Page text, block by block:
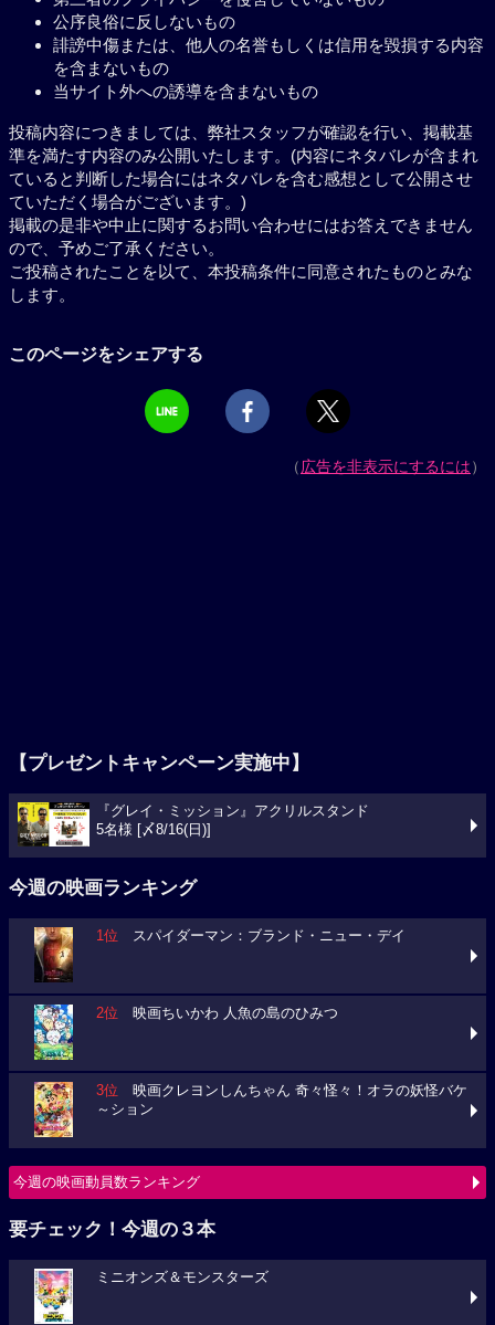
公序良俗に反しないもの
誹謗中傷または、他人の名誉もしくは信用を毀損する内容
を含まないもの
当サイト外への誘導を含まないもの
投稿内容につきましては、弊社スタッフが確認を行い、掲載基
準を満たす内容のみ公開いたします。(内容にネタバレが含まれ
ていると判断した場合にはネタバレを含む感想として公開させ
ていただく場合がございます。)
掲載の是非や中止に関するお問い合わせにはお答えできません
ので、予めご了承ください。
ご投稿されたことを以て、本投稿条件に同意されたものとみな
します。
このページをシェアする
（広告を非表示にするには）
【プレゼントキャンペーン実施中】
『グレイ・ミッション』アクリルスタンド
5名様 [〆8/16(日)]
今週の映画ランキング
1位 スパイダーマン：ブランド・ニュー・デイ
2位 映画ちいかわ 人魚の島のひみつ
3位 映画クレヨンしんちゃん 奇々怪々！オラの妖怪バケ
～ション
今週の映画動員数ランキング
要チェック！今週の３本
ミニオンズ＆モンスターズ